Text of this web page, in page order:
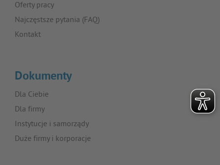
Oferty pracy
Najczęstsze pytania (FAQ)
Kontakt
Dokumenty
Dla Ciebie
Dla firmy
Instytucje i samorządy
Duże firmy i korporacje